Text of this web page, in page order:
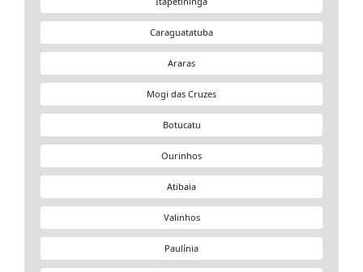
Caraguatatuba
Araras
Mogi das Cruzes
Botucatu
Ourinhos
Atibaia
Valinhos
Paulínia